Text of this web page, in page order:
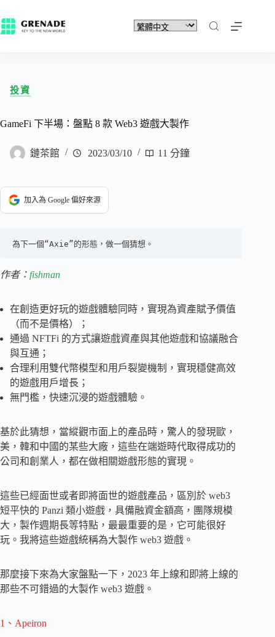
投資
GameFi 下半場：盤點 8 款 Web3 遊戲大製作
鏈茶館 2023/03/10 11 分鐘
加入為 Google 偏好來源
為下一個“Axie”的形態，做一個猜想。
作者： fishman
在創造更好玩的遊戲體驗同時，實現為資產賦予價值
（而不是價格）；
通過 NFTFi 的方式讓遊戲資產與其他遊戲和協議融合
與互通；
合理利用雙代幣模型和用戶裂變機制，實現穩健高效
的遊戲用戶增長；
無門檻，快速沉浸的遊戲體驗。
基於此猜想，當縱觀市面上的產品時，驚人的發現歐，
美，韓和中國的某些大廠，這些在端遊時代取得成功的
公司和創業人，都在做相關遊戲形態的實現。
這些已經面世或者即將面世的遊戲產品，區別於 web3
短平快的 Panzi 類小遊戲，具備融資金額高，團隊規模
大，製作週期長等特點，最最重要的是，它可能很好
玩。我將這些遊戲統稱為大製作 web3 遊戲。
那麼接下來為大家盤點一下，2023 年上線和即將上線的
那些不可錯過的大製作 web3 遊戲。
1、Apeiron